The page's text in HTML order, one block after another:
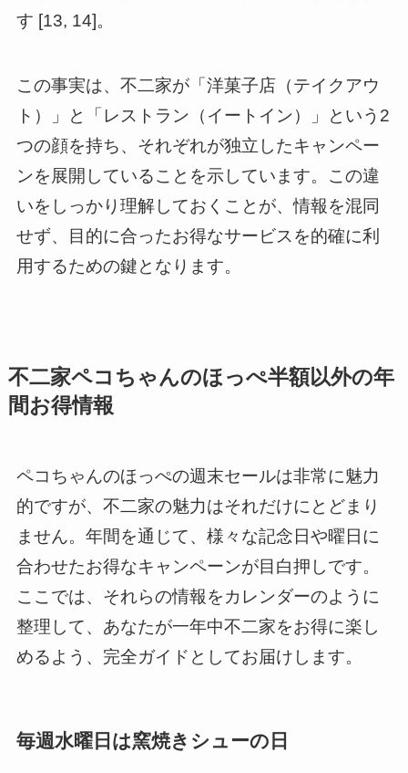
す [13, 14]。
この事実は、不二家が「洋菓子店（テイクアウ
ト）」と「レストラン（イートイン）」という2
つの顔を持ち、それぞれが独立したキャンペー
ンを展開していることを示しています。この違
いをしっかり理解しておくことが、情報を混同
せず、目的に合ったお得なサービスを的確に利
用するための鍵となります。
不二家ペコちゃんのほっぺ半額以外の年
間お得情報
ペコちゃんのほっぺの週末セールは非常に魅力
的ですが、不二家の魅力はそれだけにとどまり
ません。年間を通じて、様々な記念日や曜日に
合わせたお得なキャンペーンが目白押しです。
ここでは、それらの情報をカレンダーのように
整理して、あなたが一年中不二家をお得に楽し
めるよう、完全ガイドとしてお届けします。
毎週水曜日は窯焼きシューの日